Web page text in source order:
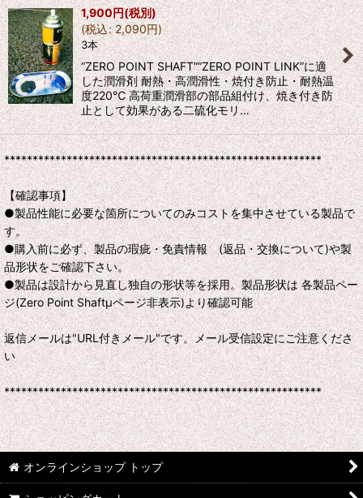
1,900円(税別)
(税込: 2,090円)
3本
“ZERO POINT SHAFT”“ZERO POINT LINK”に適
した潤滑剤 耐熱・高潤滑性・焼付き防止・耐熱温
度220℃ 高荷重潤滑部の部品組付け、焼き付き防
止として効果がある二硫化モリ…
********************************************************
【確認事項】
●製品性能に必要な箇所についてのみコストを集中させている製品で
す。
●購入前に必ず、製品の瑕疵・免責情報 (返品・交換について)や製
品形状をご確認下さい。
●製品は設計から見直し独自の形状等を採用。製品形状は 各製品ペー
ジ(Zero Point Shaftμページ非表示)より確認可能
返信メールは"URL付きメール"です。メール受信設定にご注意くださ
い
********************************************************
オンラインショップ トップ